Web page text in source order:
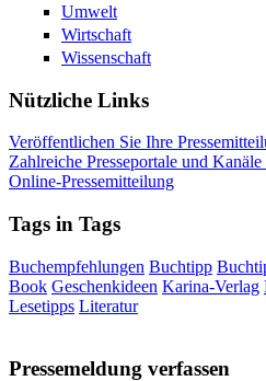
Umwelt
Wirtschaft
Wissenschaft
Nützliche Links
Veröffentlichen Sie Ihre
Zahlreiche Presseportale und
Online-Pressemitteilung
Tags in Tags
Buchempfehlungen Buchtipp
Book Geschenkideen Karina-Verlag
Lesetipps Literatur
Pressemeldung verfassen